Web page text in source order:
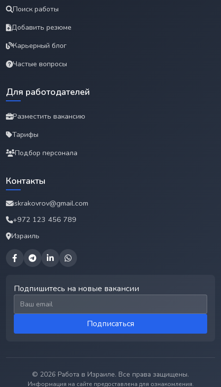
Поиск работы
Добавить резюме
Карьерный блог
Частые вопросы
Для работодателей
Разместить вакансию
Тарифы
Подбор персонала
Контакты
iskrakovrov@gmail.com
+972 123 456 789
Израиль
Подпишитесь на новые вакансии
Email для подписки
Подписаться
© 2026 Работа в Израиле. Все права защищены.
Информация на сайте предоставлена для ознакомления.